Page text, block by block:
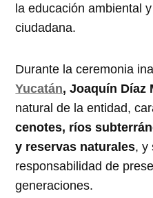
la educación ambiental
ciudadana.
Durante la ceremonia
Yucatán, Joaquín Díaz
natural de la entidad,
cenotes, ríos
y reservas naturales, y
responsabilidad de
generaciones.